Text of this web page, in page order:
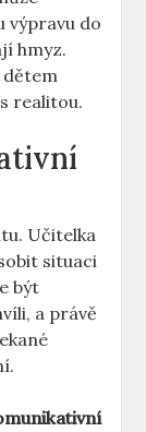
výpravu do
hmyz.
dětem
realitou.
Učitelka
⁤situaci
být
a právě